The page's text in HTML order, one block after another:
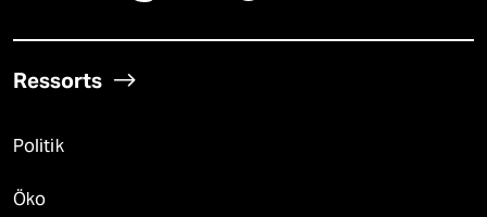
Ressorts
Politik
Öko